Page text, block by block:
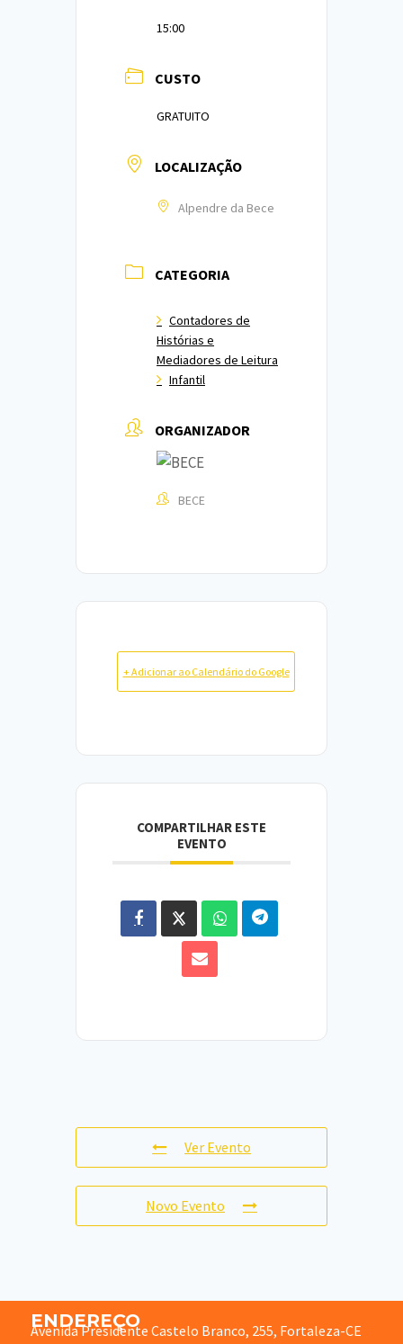
15:00
CUSTO
GRATUITO
LOCALIZAÇÃO
Alpendre da Bece
CATEGORIA
Contadores de
Histórias e
Mediadores de Leitura
Infantil
ORGANIZADOR
BECE
+ Adicionar ao Calendário do Google
COMPARTILHAR ESTE
EVENTO
Ver Evento
Novo Evento
ENDEREÇO
Avenida Presidente Castelo Branco, 255, Fortaleza-CE